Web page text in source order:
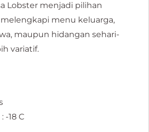
Lobster menjadi pilihan
menu keluarga,
maupun hidangan sehari-
variatif.
-18 C